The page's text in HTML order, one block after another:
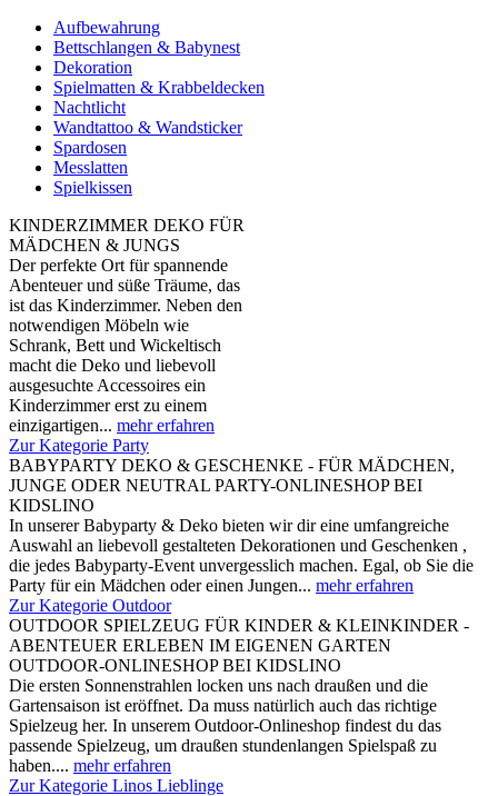
Aufbewahrung
Bettschlangen & Babynest
Dekoration
Spielmatten & Krabbeldecken
Nachtlicht
Wandtattoo & Wandsticker
Spardosen
Messlatten
Spielkissen
KINDERZIMMER DEKO FÜR
MÄDCHEN & JUNGS
Der perfekte Ort für spannende
Abenteuer und süße Träume, das
ist das Kinderzimmer. Neben den
notwendigen Möbeln wie
Schrank, Bett und Wickeltisch
macht die Deko und liebevoll
ausgesuchte Accessoires ein
Kinderzimmer erst zu einem
einzigartigen... mehr erfahren
Zur Kategorie Party
BABYPARTY DEKO & GESCHENKE - FÜR MÄDCHEN,
JUNGE ODER NEUTRAL PARTY-ONLINESHOP BEI
KIDSLINO
In unserer Babyparty & Deko bieten wir dir eine umfangreiche
Auswahl an liebevoll gestalteten Dekorationen und Geschenken ,
die jedes Babyparty-Event unvergesslich machen. Egal, ob Sie die
Party für ein Mädchen oder einen Jungen... mehr erfahren
Zur Kategorie Outdoor
OUTDOOR SPIELZEUG FÜR KINDER & KLEINKINDER -
ABENTEUER ERLEBEN IM EIGENEN GARTEN
OUTDOOR-ONLINESHOP BEI KIDSLINO
Die ersten Sonnenstrahlen locken uns nach draußen und die
Gartensaison ist eröffnet. Da muss natürlich auch das richtige
Spielzeug her. In unserem Outdoor-Onlineshop findest du das
passende Spielzeug, um draußen stundenlangen Spielspaß zu
haben.... mehr erfahren
Zur Kategorie Linos Lieblinge